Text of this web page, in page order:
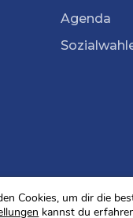
Agenda
Cookies, um dir die
kannst du